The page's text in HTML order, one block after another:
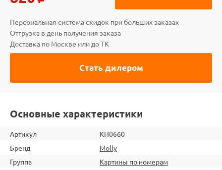
Персональная система скидок при больших заказах
Отгрузка в день получения заказа
Доставка по Москве или до ТК
Стать дилером
Основные характеристики
Артикул
KH0660
Бренд
Molly
Группа
Картины по номерам